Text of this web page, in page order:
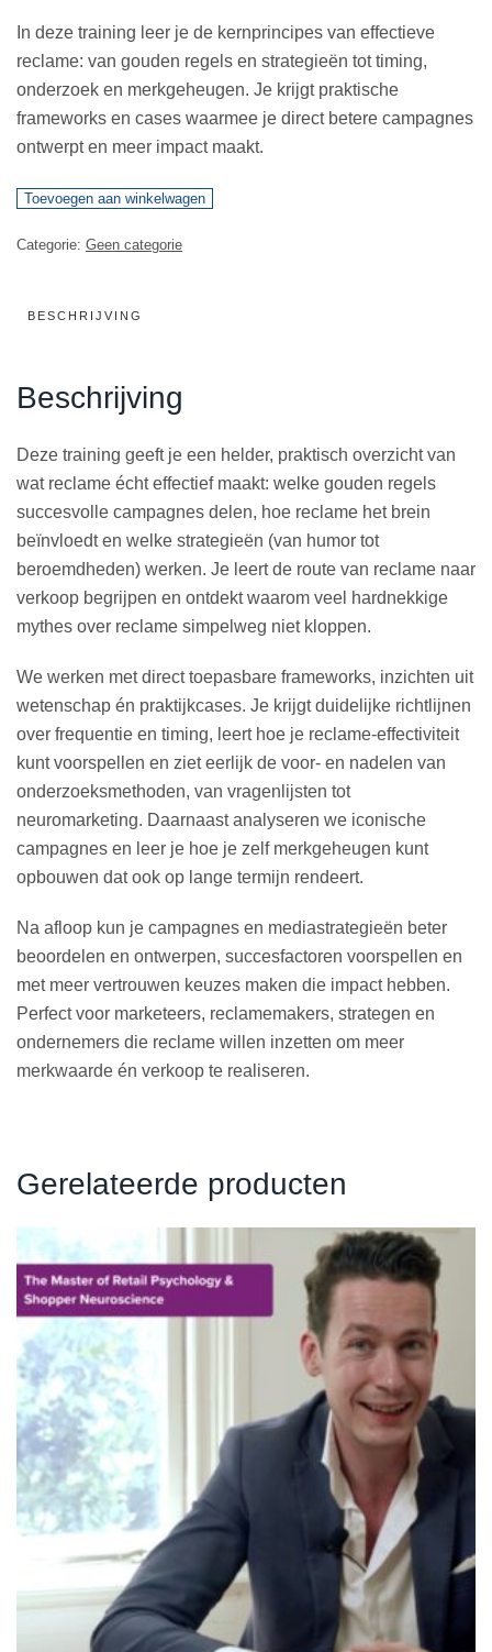
In deze training leer je de kernprincipes van effectieve
reclame: van gouden regels en strategieën tot timing,
onderzoek en merkgeheugen. Je krijgt praktische
frameworks en cases waarmee je direct betere campagnes
ontwerpt en meer impact maakt.
Neuromarketing
Training
Toevoegen aan winkelwagen
Categorie: Geen categorie
BESCHRIJVING
Beschrijving
Deze training geeft je een helder, praktisch overzicht van
wat reclame écht effectief maakt: welke gouden regels
succesvolle campagnes delen, hoe reclame het brein
beïnvloedt en welke strategieën (van humor tot
beroemdheden) werken. Je leert de route van reclame naar
verkoop begrijpen en ontdekt waarom veel hardnekkige
mythes over reclame simpelweg niet kloppen.
We werken met direct toepasbare frameworks, inzichten uit
wetenschap én praktijkcases. Je krijgt duidelijke richtlijnen
over frequentie en timing, leert hoe je reclame-effectiviteit
kunt voorspellen en ziet eerlijk de voor- en nadelen van
onderzoeksmethoden, van vragenlijsten tot
neuromarketing. Daarnaast analyseren we iconische
campagnes en leer je hoe je zelf merkgeheugen kunt
opbouwen dat ook op lange termijn rendeert.
Na afloop kun je campagnes en mediastrategieën beter
beoordelen en ontwerpen, succesfactoren voorspellen en
met meer vertrouwen keuzes maken die impact hebben.
Perfect voor marketeers, reclamemakers, strategen en
ondernemers die reclame willen inzetten om meer
merkwaarde én verkoop te realiseren.
Gerelateerde producten